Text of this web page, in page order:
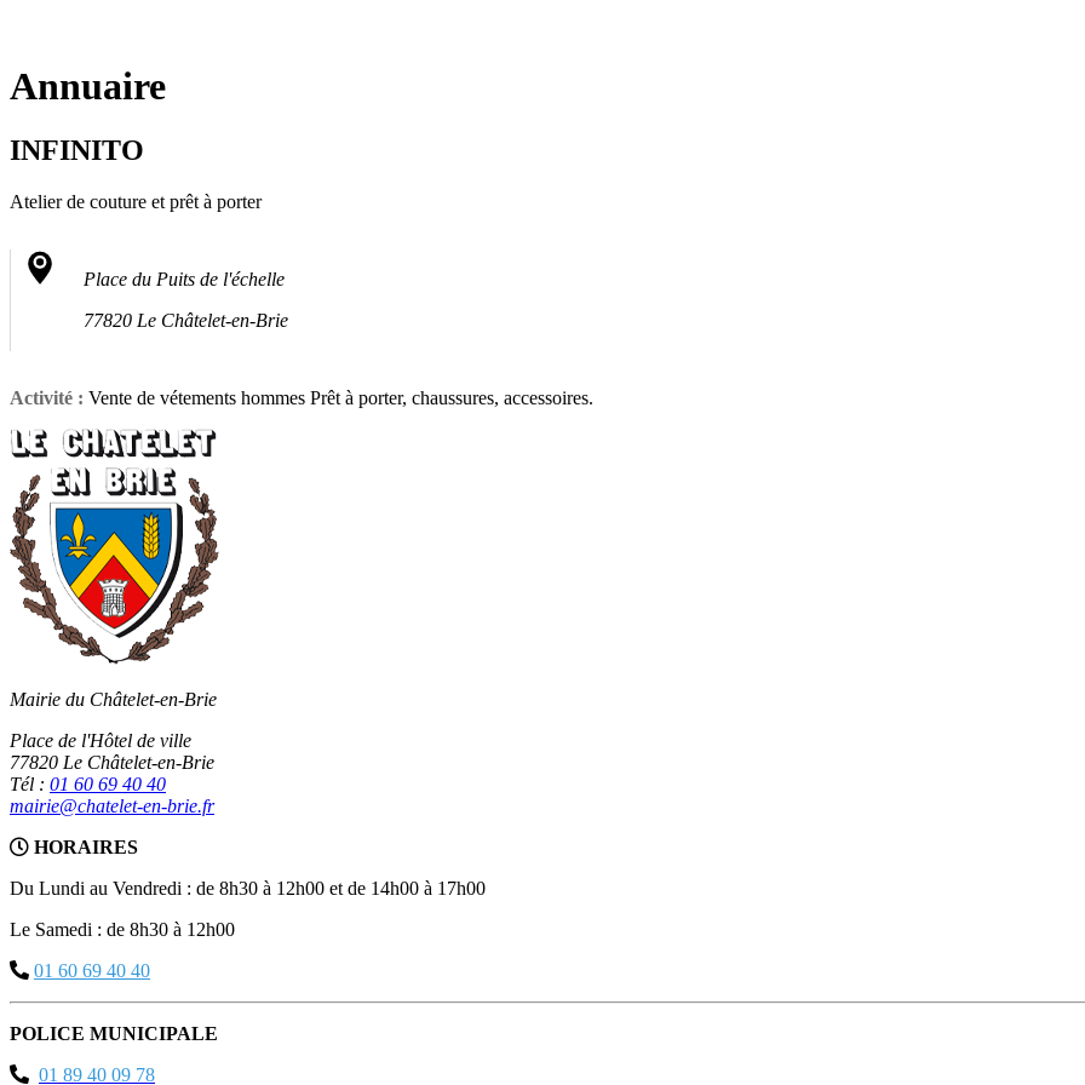
Annuaire
INFINITO
Atelier de couture et prêt à porter
Place du Puits de l'échelle
77820 Le Châtelet-en-Brie
Activité : Vente de vétements hommes Prêt à porter, chaussures, accessoires.
Mairie du Châtelet-en-Brie
Place de l'Hôtel de ville
77820 Le Châtelet-en-Brie
Tél : 01 60 69 40 40
mairie@chatelet-en-brie.fr
HORAIRES
Du Lundi au Vendredi : de 8h30 à 12h00 et de 14h00 à 17h00
Le Samedi : de 8h30 à 12h00
01 60 69 40 40
POLICE MUNICIPALE
01 89 40 09 78